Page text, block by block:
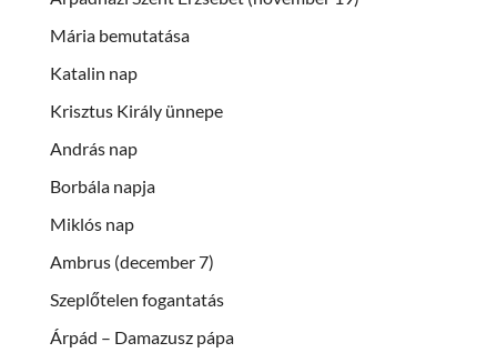
Mária bemutatása
Katalin nap
Krisztus Király ünnepe
András nap
Borbála napja
Miklós nap
Ambrus (december 7)
Szeplőtelen fogantatás
Árpád – Damazusz pápa